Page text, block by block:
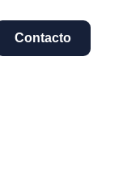
Contacto